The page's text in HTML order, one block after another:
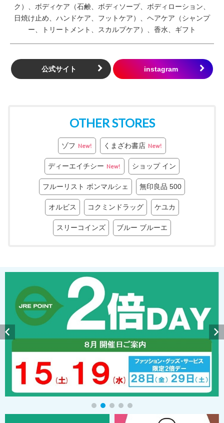
ク）、ボディケア（石鹸、ボディソープ、ボディローション、
日焼け止め、ハンドケア、フットケア）、ヘアケア（シャンプ
ー、トリートメント、スカルプケア）、香水、ギフト
公式サイト
OTHER STORES
ゾフ New! くまざわ書店 New!
ディーエイチシー New! ショップ イン
フルーリスト ボンマルシェ 無印良品 500
オルビス コクミンドラッグ ケユカ
スリーコインズ ブルー ブルーエ